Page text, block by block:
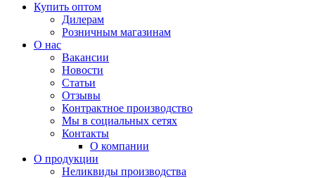
Купить оптом
Дилерам
Розничным магазинам
О нас
Вакансии
Новости
Статьи
Отзывы
Контрактное производство
Мы в социальных сетях
Контакты
О компании
О продукции
Неликвиды производства